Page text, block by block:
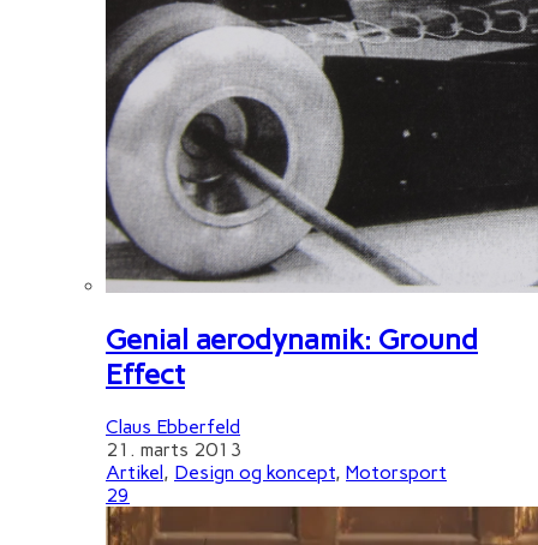
Genial aerodynamik: Ground
Effect
Claus Ebberfeld
21. marts 2013
Artikel, Design og koncept, Motorsport
29